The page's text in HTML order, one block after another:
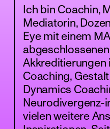
Ich bin Coachin,
Mediatorin,
Eye mit einem
Akkreditierungen
Coaching,
Dynamics
Neurodivergenz-
vielen weitere